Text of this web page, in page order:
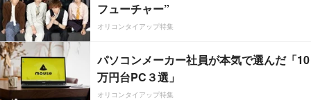
フューチャー”
オリコンタイアップ特集
パソコンメーカー社員が本気で選んだ「10
万円台PC３選」
オリコンタイアップ特集